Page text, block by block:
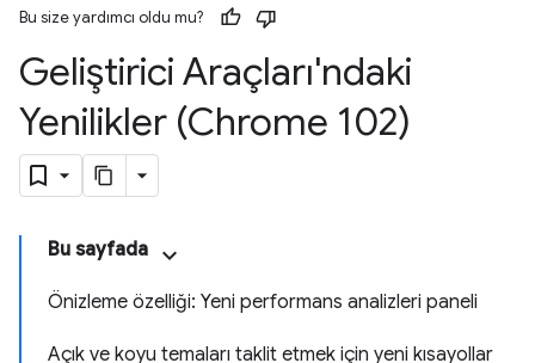
Bu size yardımcı oldu mu?
Geliştirici Araçları'ndaki
Yenilikler (Chrome 102)
Bu sayfada
Önizleme özelliği: Yeni performans analizleri paneli
Açık ve koyu temaları taklit etmek için yeni kısayollar